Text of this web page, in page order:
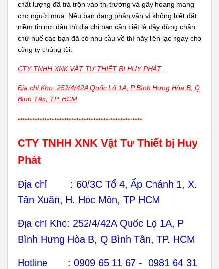
chất lượng đã trà trộn vào thị trường và gây hoang mang
cho người mua. Nếu bạn đang phân vân vì không biết đặt
niềm tin nơi đâu thì địa chỉ bạn cần biết là đây đừng chần
chứ nuế các bạn đã có nhu cầu về thì hãy liên lạc ngay cho
công ty chúng tôi:
CTY TNHH XNK VẬT TƯ THIẾT BỊ HUY PHÁT
Địa chỉ Kho: 252/4/42A Quốc Lộ 1A, P Bình Hưng Hòa B, Q
Bình Tân, TP. HCM
***************************************************
CTY TNHH XNK Vật Tư Thiết bị Huy
Phát
Địa chỉ : 60/3C Tổ 4, Ấp Chánh 1, X.
Tân Xuân, H. Hóc Môn, TP HCM
Địa chỉ Kho: 252/4/42A Quốc Lộ 1A, P
Bình Hưng Hòa B, Q Bình Tân, TP. HCM
Hotline : 0909 65 11 67 - 0981 64 31